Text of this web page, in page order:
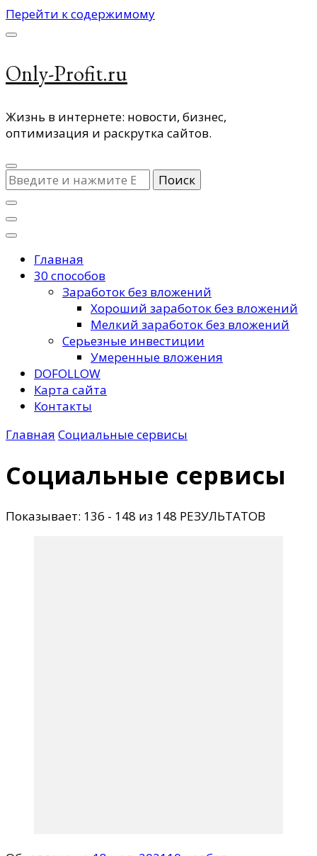
Перейти к содержимому
Only-Profit.ru
Жизнь в интернете: новости, бизнес,
оптимизация и раскрутка сайтов.
Ищите
что-
то?
Главная
30 способов
Заработок без вложений
Хороший заработок без вложений
Мелкий заработок без вложений
Серьезные инвестиции
Умеренные вложения
DOFOLLOW
Карта сайта
Контакты
Главная Социальные сервисы
Социальные сервисы
Показывает: 136 - 148 из 148 РЕЗУЛЬТАТОВ